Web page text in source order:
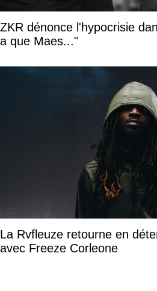
ZKR dénonce l'hypocrisie
a que Maes..."
La Rvfleuze retourne en
avec Freeze Corleone